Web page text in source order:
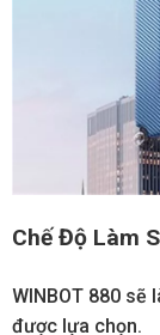
Chế Độ Làm
WINBOT 880 sẽ
được lựa chọn.